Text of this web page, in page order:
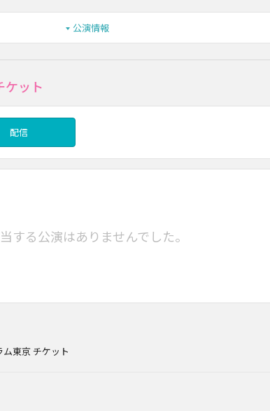
東京 チケット
公演情報
ケット
配信
する公演はありませんでした。